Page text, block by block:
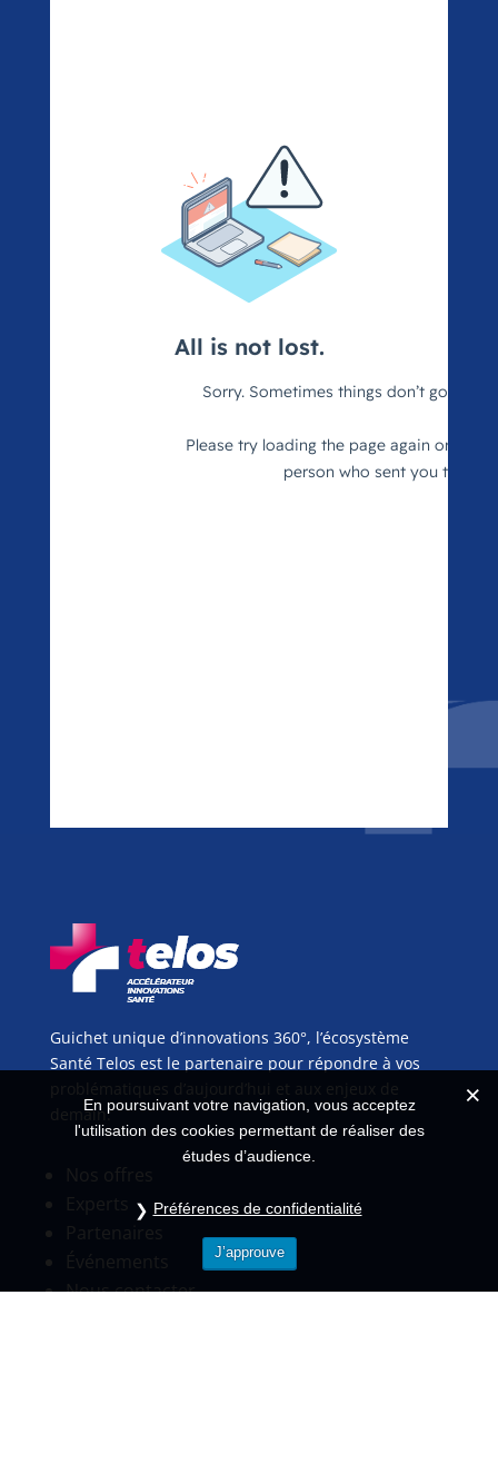
Guichet unique d’innovations 360°, l’écosystème
Santé Telos est le partenaire pour répondre à vos
demain.
Nous contacter
En poursuivant votre navigation, vous acceptez
l'utilisation des cookies permettant de réaliser des
études d’audience.
Préférences de confidentialité
J’approuve